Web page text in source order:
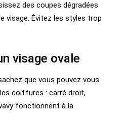
des coupes dégradées
visage. Évitez les styles trop
visage ovale
que vous pouvez vous
coiffures : carré droit,
fonctionnent à la